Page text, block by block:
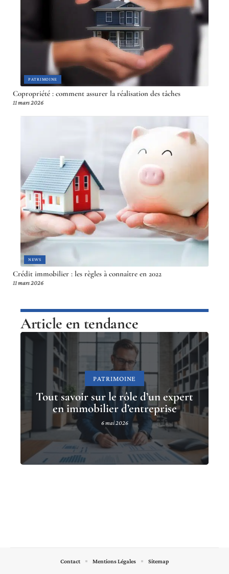
PATRIMOINE
Copropriété : comment assurer la réalisation des tâches
11 mars 2026
NEWS
Crédit immobilier : les règles à connaître en 2022
11 mars 2026
Article en tendance
PATRIMOINE
Tout savoir sur le rôle d’un expert
en immobilier d’entreprise
6 mai 2026
Contact Mentions Légales Sitemap